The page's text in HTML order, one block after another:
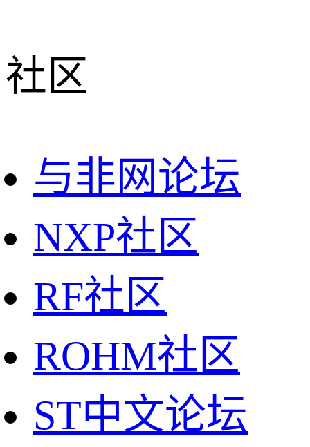
社区
与非网论坛
NXP社区
RF社区
ROHM社区
ST中文论坛